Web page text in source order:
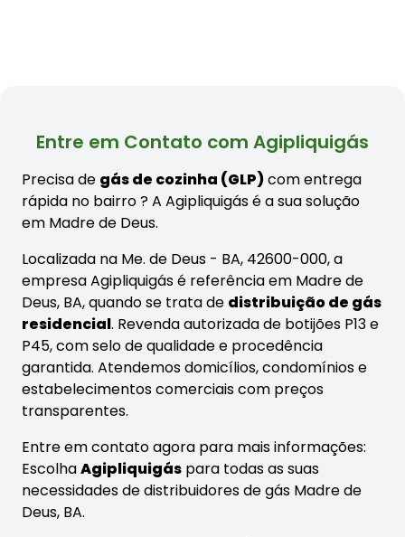
Entre em Contato com Agipliquigás
Precisa de gás de cozinha (GLP)com entrega
rápida no bairro? A Agipliquigás é a sua solução
em Madre de Deus.
Localizada na Me. de Deus - BA, 42600-000, a
empresa Agipliquigás é referência em Madre de
Deus, BA, quando se trata de distribuição de gás
residencial. Revenda autorizada de botijões P13 e
P45, com selo de qualidade e procedência
garantida. Atendemos domicílios, condomínios e
estabelecimentos comerciais com preços
transparentes.
Entre em contato agora para mais informações:
EscolhaAgipliquigás para todas as suas
necessidades de distribuidores de gás Madre de
Deus, BA.